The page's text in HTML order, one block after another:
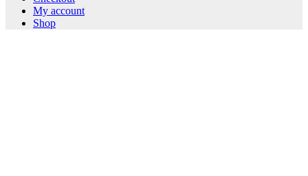
My account
Shop